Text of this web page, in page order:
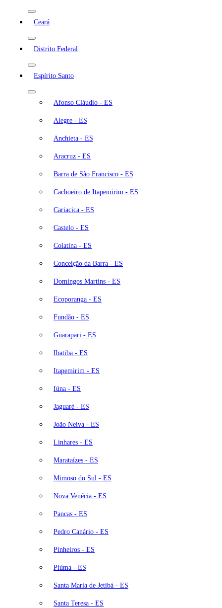
Ceará
Distrito Federal
Espírito Santo
Afonso Cláudio - ES
Alegre - ES
Anchieta - ES
Aracruz - ES
Barra de São Francisco - ES
Cachoeiro de Itapemirim - ES
Cariacica - ES
Castelo - ES
Colatina - ES
Conceição da Barra - ES
Domingos Martins - ES
Ecoporanga - ES
Fundão - ES
Guarapari - ES
Ibatiba - ES
Itapemirim - ES
Iúna - ES
Jaguaré - ES
João Neiva - ES
Linhares - ES
Marataízes - ES
Mimoso do Sul - ES
Nova Venécia - ES
Pancas - ES
Pedro Canário - ES
Pinheiros - ES
Piúma - ES
Santa Maria de Jetibá - ES
Santa Teresa - ES